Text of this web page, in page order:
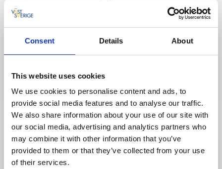
Consent Details About
This website uses cookies
We use cookies to personalise content and ads, to
provide social media features and to analyse our traffic.
We also share information about your use of our site with
our social media, advertising and analytics partners who
may combine it with other information that you’ve
provided to them or that they’ve collected from your use
of their services.
Pilane på Tjörn är naturens egen konsthall. Med
storslagen utsikt över Bohusläns skärgård njuter du av
konstverken i skulpturparken.
Missa inte: Ta en selfie med skulpturen Anna.
Skulptur i Pilane